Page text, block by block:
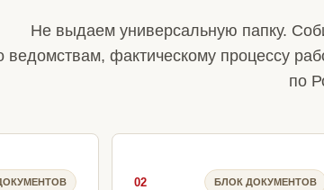
Не выдаем универсальную папку.
ведомствам, фактическому процессу
по
02 БЛОК ДОКУМЕНТОВ